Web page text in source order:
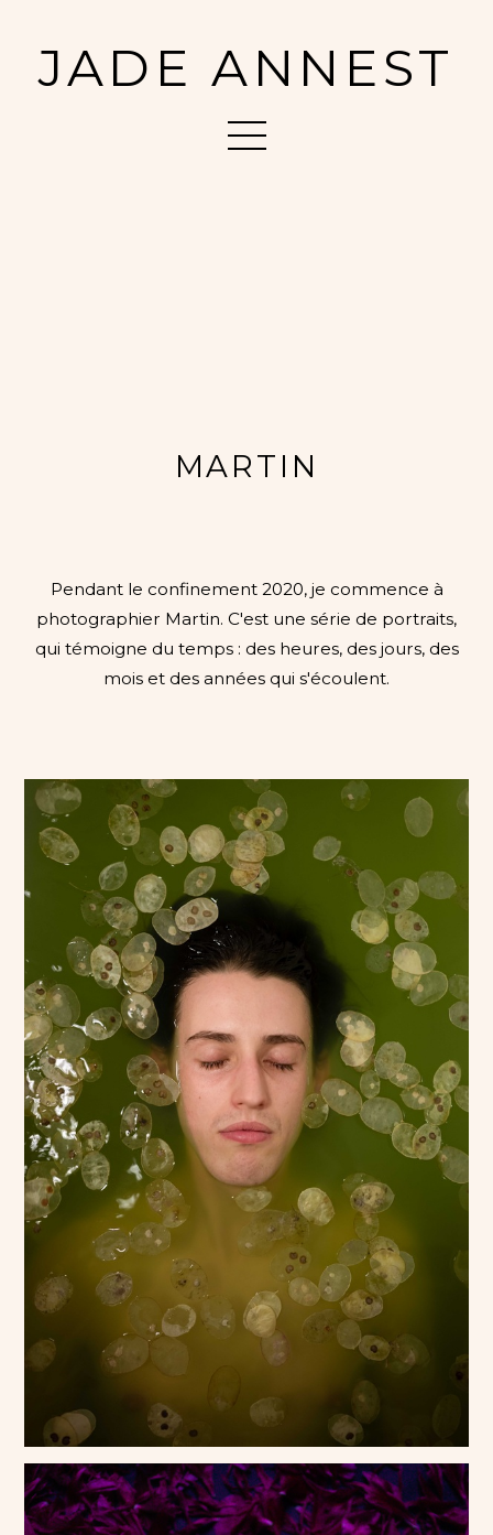
JADE ANNEST
MARTIN
Pendant le confinement 2020, je commence à
photographier Martin. C'est une série de portraits,
qui témoigne du temps : des heures, des jours, des
mois et des années qui s'écoulent.